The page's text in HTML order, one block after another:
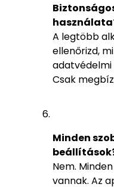
A legtöbb
ellenőrizd,
adatvédelmi
Csak
Minden
Nem.
vannak. Az